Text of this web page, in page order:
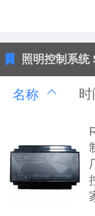
名称 时